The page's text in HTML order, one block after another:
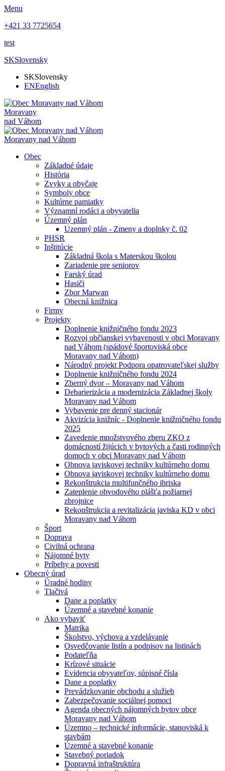
Menu
+421 33 7725654
test
SKSlovensky
SKSlovensky
ENEnglish
Moravany
nad Váhom
Moravany nad Váhom
Obec
Základné údaje
História
Zvyky a obyčaje
Symboly obce
Kultúrne pamiatky
Významní rodáci a obyvatelia
Územný plán
Uzemný plán - Zmeny a doplnky č. 02
PHSR
Inštitúcie
Základná škola s Materskou školou
Zariadenie pre seniorov
Farský úrad
Hasiči
Zbor Marwan
Obecná knižnica
Firmy
Projekty
Doplnenie knižničného fondu 2023
Rozvoj občianskej vybavenosti v obci Moravany
nad Váhom (spádové športoviská obce
Moravany nad Váhom)
Národný projekt Podpora opatrovateľskej služby
Doplnenie knižničného fondu 2024
Zberný dvor – Moravany nad Váhom
Debarierizácia a modernizácia Základnej školy
Moravany nad Váhom
Vybavenie pre denný stacionár
Akvizícia knižníc - Doplnenie knižničného fondu
2025
Zavedenie množstvového zberu ZKO z
domácností žijúcich v bytových a časti rodinných
domoch v obci Moravany nad Váhom
Obnova javiskovej techniky kultúrneho domu
Obnova javiskovej techniky kultúrneho domu
Rekonštrukcia multifunčného ihriska
Zateplenie obvodového plášťa požiarnej
zbrojnice
Rekonštrukcia a revitalizácia javiska KD v obci
Moravany nad Váhom
Šport
Doprava
Civilná ochrana
Nájomné byty
Príbehy a povesti
Obecný úrad
Úradné hodiny
Tlačivá
Dane a poplatky
Územné a stavebné konanie
Ako vybaviť
Matrika
Školstvo, výchova a vzdelávanie
Osvedčovanie listín a podpisov na listinách
Podateľňa
Krízové situácie
Evidencia obyvateľov, súpisné čísla
Dane a poplatky
Prevádzkovanie obchodu a služieb
Zabezpečovanie sociálnej pomoci
Agenda obecných nájomných bytov obce
Moravany nad Váhom
Územno – technické informácie, stanoviská k
stavbám
Územné a stavebné konanie
Stavebný poriadok
Dopravná infraštruktúra